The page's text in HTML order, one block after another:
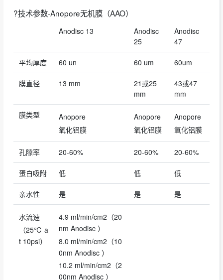
?技术参数-Anopore无机膜（AAO）
Anodisc 13
Anodisc
25
Anodisc
47
平均厚度 60 un 60 um 60um
膜直径 13 mm
21或25
mm
43或47
mm
膜类型
Anopore
氧化铝膜
Anopore
氧化铝膜
Anopore
氧化铝膜
孔隙率 20-60% 20-60% 20-60%
蛋白吸附 低 低 低
亲水性 是 是 是
水流速
（25℃ a
t 10psi）
4.9 ml/min/cm2（20
nm Anodisc ）
8.0 ml/min/cm2（10
0nm Anodisc ）
10.2 ml/min/cm2（2
00nm Anodisc ）